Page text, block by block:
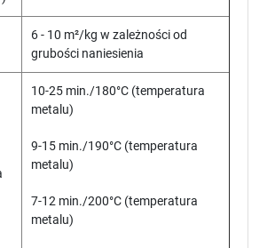
6 - 10 m²/kg w zależności od
grubości naniesienia
10-25 min./180°C (temperatura
metalu)
9-15 min./190°C (temperatura
metalu)
7-12 min./200°C (temperatura
metalu)